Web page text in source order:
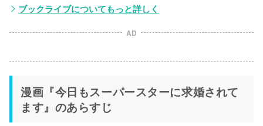
ブックライブについてもっと詳しく
AD
漫画『今日もスーパースターに求婚されて
ます』のあらすじ